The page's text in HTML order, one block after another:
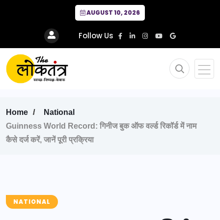
AUGUST 10, 2026
Follow Us
Home
National
Guinness World Record: गिनीज बुक ऑफ वर्ल्ड रिकॉर्ड में नाम
कैसे दर्ज करें, जानें पूरी प्रक्रिया
NATIONAL